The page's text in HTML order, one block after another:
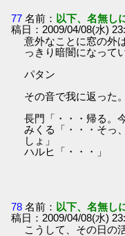
77 名前： 以下、名無し
稿日：2009/04/08(水)
意外なことに窓の外
っきり暗闇になって
パタン
その音で我に返った。
長門「・・・帰る。
みくる「・・・そっ
しょ」
ハルヒ「・・・」
78 名前： 以下、名無し
稿日：2009/04/08(水)
こうして、その日の